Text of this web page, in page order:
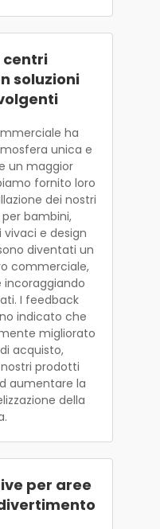
centri
soluzioni
ha
unica e
un maggior
fornito loro
dei nostri
bambini,
e design
diventati un
commerciale,
I feedback
indicato che
migliorato
acquisto,
prodotti
aumentare la
della
per aree